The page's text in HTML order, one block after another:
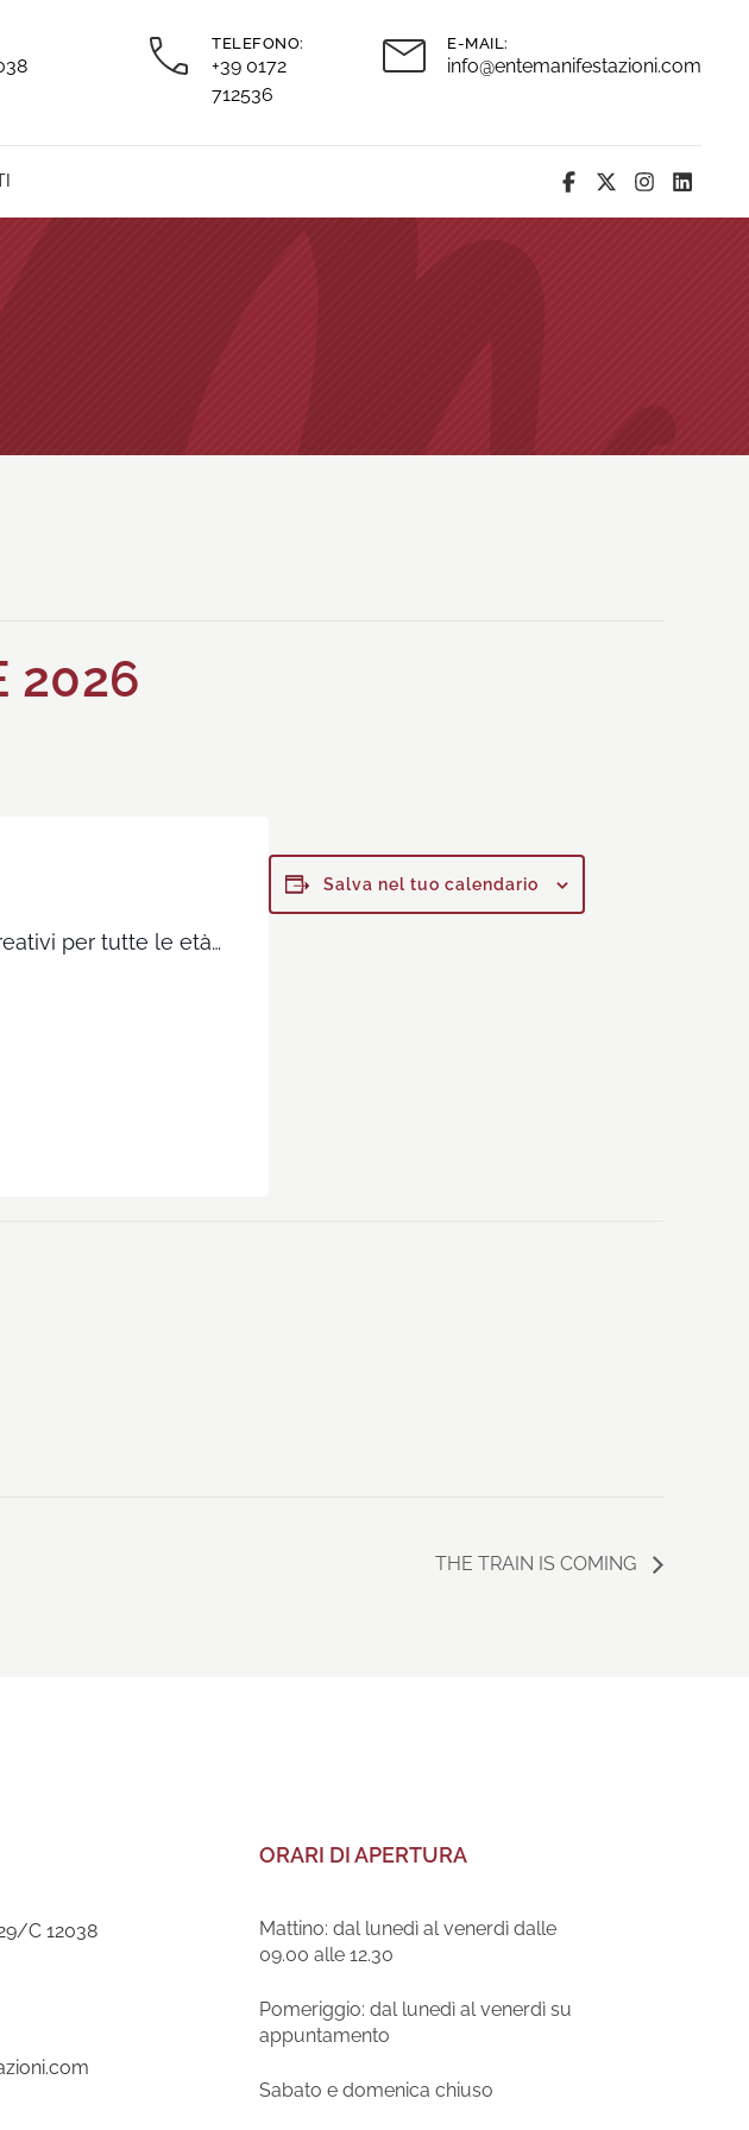
TELEFONO:
+39 0172
712536
E-MAIL:
info@entemanifestazioni.com
2026
per tutte le età…
Salva nel tuo calendario
THE TRAIN IS COMING
C 12038
ORARI DI APERTURA
Mattino: dal lunedì al venerdì dalle
09.00 alle 12.30
Pomeriggio: dal lunedì al venerdì su
appuntamento
Sabato e domenica chiuso